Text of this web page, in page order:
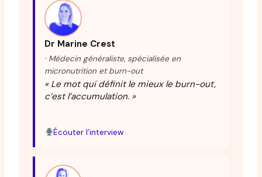
Dr Marine Crest
· Médecin généraliste, spécialisée en
micronutrition et burn-out
« Le mot qui définit le mieux le burn-out,
c’est l’accumulation. »
Écouter l’interview